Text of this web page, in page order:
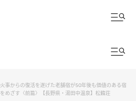
火事からの復活を遂げた老舗宿が50年後も価値のある宿
をめざす〈前篇〉【長野県・湯田中温泉】松籟荘